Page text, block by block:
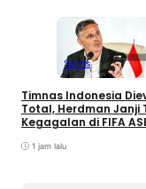
Sports
Timnas Indonesia
Total, Herdman Janji
Kegagalan di FIFA
1 jam lalu